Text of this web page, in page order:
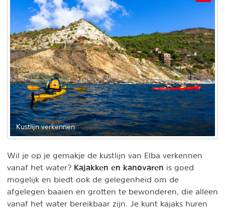
Kustlijn verkennen
Wil je op je gemakje de kustlijn van Elba verkennen
vanaf het water? Kajakken en kanovaren is goed
mogelijk en biedt ook de gelegenheid om de
afgelegen baaien en grotten te bewonderen, die alleen
vanaf het water bereikbaar zijn. Je kunt kajaks huren